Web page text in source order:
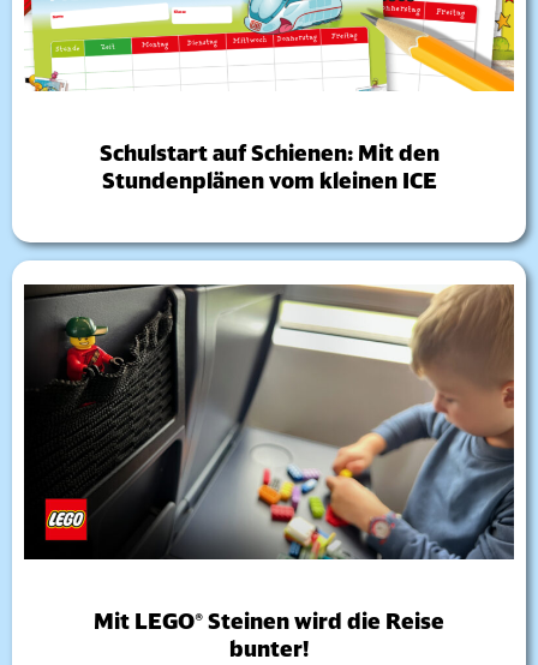
Schulstart auf Schienen: Mit den
Stundenplänen vom kleinen ICE
Mit LEGO® Steinen wird die Reise
bunter!